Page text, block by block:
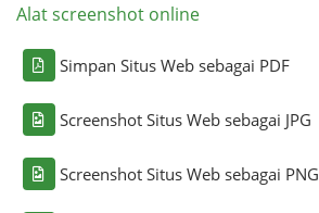
Alat screenshot online
Simpan Situs Web sebagai PDF
Screenshot Situs Web sebagai JPG
Screenshot Situs Web sebagai PNG